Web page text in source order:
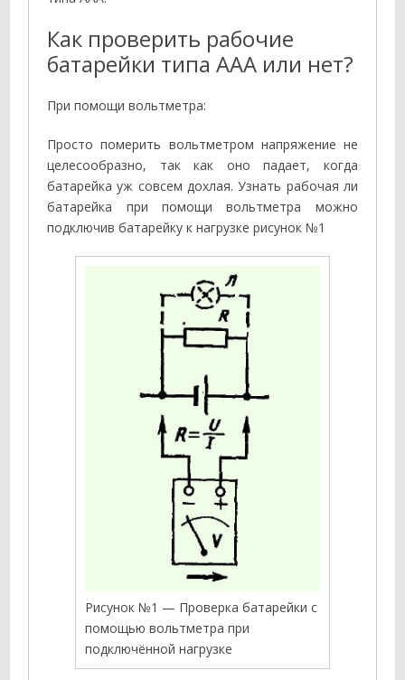
Как проверить рабочие
батарейки типа ААА или нет?
При помощи вольтметра:
Просто померить вольтметром напряжение не
целесообразно, так как оно падает, когда
батарейка уж совсем дохлая. Узнать рабочая ли
батарейка при помощи вольтметра можно
подключив батарейку к нагрузке рисунок №1
Рисунок №1 — Проверка батарейки с
помощью вольтметра при
подключённой нагрузке